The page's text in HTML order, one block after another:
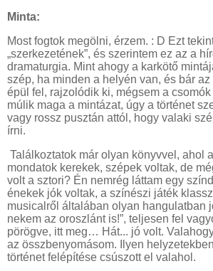
Minta:
Most fogtok megölni, érzem. : D Ezt
„szerkezetének”, és szerintem ez az a
dramaturgia. Mint ahogy a karkötő
szép, ha minden a helyén van, és bár az
épül fel, rajzolódik ki, mégsem a
múlik maga a mintázat, úgy a történet
vagy rossz pusztán attól, hogy valaki
írni.
Találkoztatok már olyan könyvvel, ahol
mondatok kerekek, szépek voltak, de
volt a sztori? Én nemrég láttam egy
énekek jók voltak, a színészi játék
musicalről általában olyan hangulatban
nekem az oroszlánt is!”, teljesen fel
pörögve, itt meg… Hát... jó volt.
az összbenyomásom. Ilyen
történet felépítése csúszott el valahol.